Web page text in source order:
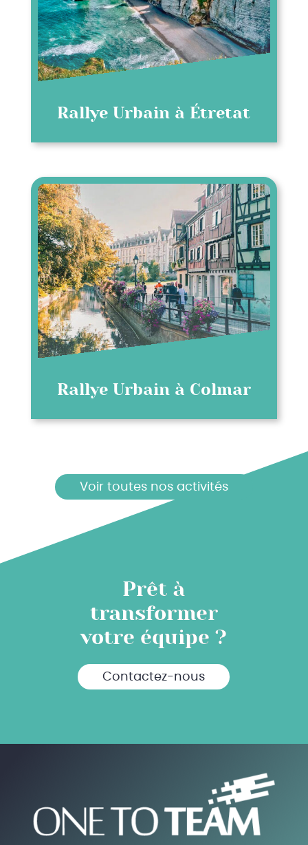
Rallye Urbain à Étretat
Rallye Urbain à Colmar
Voir toutes nos activités
Prêt à
transformer
votre équipe ?
Contactez-nous